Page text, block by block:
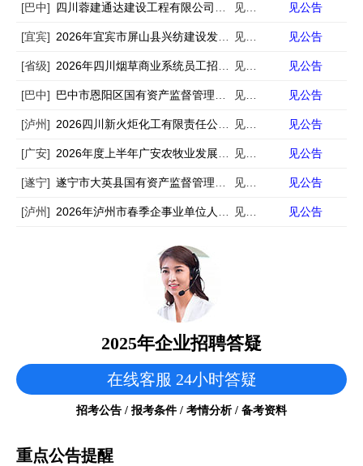
[巴中] 四川蓉建通达建设工程有限公司公开招聘工作人员的公告 见公告 见公告
[宜宾] 2026年宜宾市屏山县兴纺建设发展有限公司及其下属子公司第二次公开招聘4名工作员的公告 见公告 见公告
[省级] 2026年四川烟草商业系统员工招聘134人公告（第二批） 见公告 见公告
[巴中] 巴中市恩阳区国有资产监督管理局委员会公开选聘区属国有企业副总经理的公告 见公告 见公告
[泸州] 2026四川新火炬化工有限责任公司招聘3人 见公告 见公告
[广安] 2026年度上半年广安农牧业发展有限公司公开招聘公告 见公告 见公告
[遂宁] 遂宁市大英县国有资产监督管理局面向社会市场化招聘县属国有企业工作人员的公告 见公告 见公告
[泸州] 2026年泸州市春季企事业单位人才岗位需求信息公告（5175名） 见公告 见公告
2025年企业招聘答疑
在线客服 24小时答疑
招考公告 / 报考条件 / 考情分析 / 备考资料
重点公告提醒